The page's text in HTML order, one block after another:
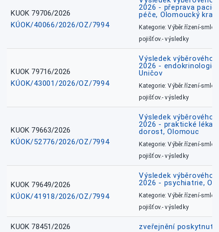
KUOK 79706/2026
KÚOK/40066/2026/OZ/7994
2026 - přeprava
péče, Olomoucký kraj
Kategorie: Výběr.řízení-
pojišťov.- výsledky
KUOK 79716/2026
KÚOK/43001/2026/OZ/7994
Výsledek výběrového
2026 - endokrinologie
Uničov
Kategorie: Výběr.řízení-
pojišťov.- výsledky
KUOK 79663/2026
KÚOK/52776/2026/OZ/7994
Výsledek výběrového
2026 - praktické
dorost, Olomouc
Kategorie: Výběr.řízení-
pojišťov.- výsledky
KUOK 79649/2026
KÚOK/41918/2026/OZ/7994
Výsledek výběrového
2026 - psychiatrie,
Kategorie: Výběr.řízení-
pojišťov.- výsledky
KUOK 78451/2026
zveřejnění